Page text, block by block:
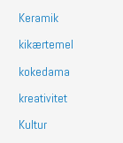
Keramik
kikærtemel
kokedama
kreativitet
Kultur